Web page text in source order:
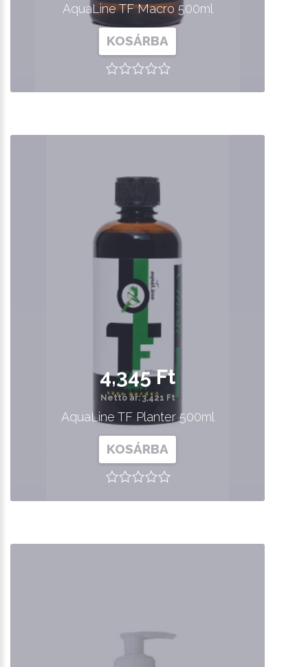
AquaLine TF Macro 500ml
KOSÁRBA
4,345 Ft
Nettó ár: 3,421 Ft
AquaLine TF Planter 500ml
KOSÁRBA